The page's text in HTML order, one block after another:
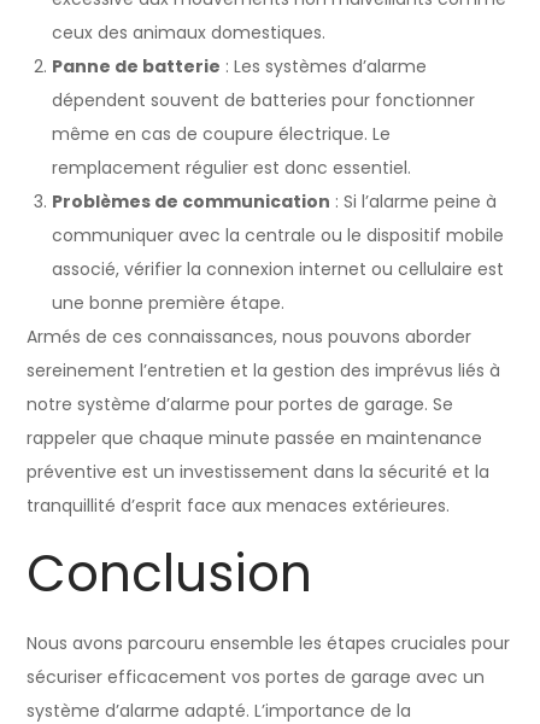
ceux des animaux domestiques.
Panne de batterie : Les systèmes d’alarme
dépendent souvent de batteries pour fonctionner
même en cas de coupure électrique. Le
remplacement régulier est donc essentiel.
Problèmes de communication : Si l’alarme peine à
communiquer avec la centrale ou le dispositif mobile
associé, vérifier la connexion internet ou cellulaire est
une bonne première étape.
Armés de ces connaissances, nous pouvons aborder
sereinement l’entretien et la gestion des imprévus liés à
notre système d’alarme pour portes de garage. Se
rappeler que chaque minute passée en maintenance
préventive est un investissement dans la sécurité et la
tranquillité d’esprit face aux menaces extérieures.
Conclusion
Nous avons parcouru ensemble les étapes cruciales pour
sécuriser efficacement vos portes de garage avec un
système d’alarme adapté. L’importance de la